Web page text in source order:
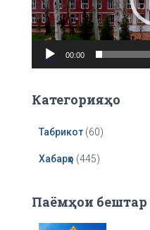
P
l
a
00:00
Категорияҳо
Табрикот (60)
Хабарҳо (445)
Паёмҳои